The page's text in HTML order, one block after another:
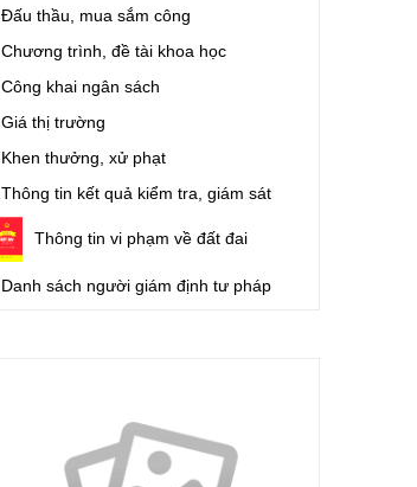
Đấu thầu, mua sắm công
Chương trình, đề tài khoa học
Công khai ngân sách
Giá thị trường
Khen thưởng, xử phạt
Thông tin kết quả kiểm tra, giám sát
Thông tin vi phạm về đất đai
Danh sách người giám định tư pháp